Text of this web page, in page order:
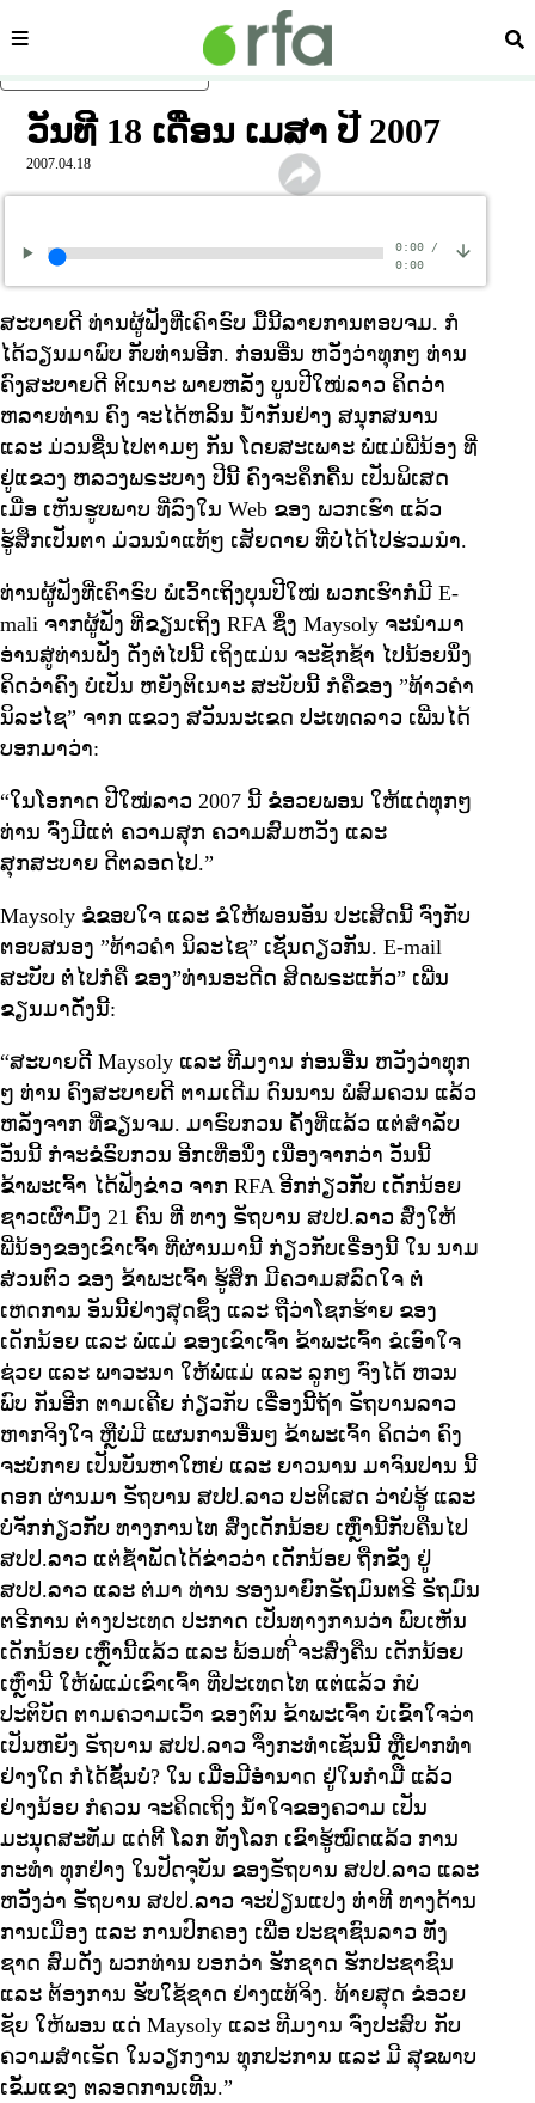
ໝວດ ຄົ້
ວັນທີ 18 ເດືອນ ເມສາ ປີ 2007
2007.04.18
0:00/
0:00
ສະບາຍດີ ທ່ານຜູ້ຟັງທີ່ເຄົາຣົບ ມື້ນີ້ລາຍການຕອບຈມ. ກໍ
ໄດ້ວຽນມາພົບ ກັບທ່ານອີກ. ກ່ອນອື່ນ ຫວັງວ່າທຸກໆ ທ່ານ
ຄົງສະບາຍດີ ຕິເນາະ ພາຍຫລັງ ບູນປີໃໝ່ລາວ ຄິດວ່າ
ຫລາຍທ່ານ ຄົງ ຈະໄດ້ຫລິ້ນ ນ້ຳກັນຢ່າງ ສນຸກສນານ
ແລະ ມ່ວນຊື່ນໄປຕາມໆ ກັນ ໂດຍສະເພາະ ພໍ່ແມ່ພີ່ນ້ອງ ທີ່
ຢູ່ແຂວງ ຫລວງພຣະບາງ ປີນີ້ ຄົງຈະຄຶກຄື້ນ ເປັນພິເສດ
ເມື່ອ ເຫັນຮູບພາບ ທີ່ລົງໃນ Web ຂອງ ພວກເຮົາ ແລ້ວ
ຮູ້ສຶກເປັນຕາ ມ່ວນນຳແທ້ໆ ເສັຍດາຍ ທີ່ບໍ່ໄດ້ໄປຮ່ວມນຳ.
ທ່ານຜູ້ຟັງທີ່ເຄົາຣົບ ພໍເວົ້າເຖິງບຸນປີໃໝ່ ພວກເຮົາກໍມີ E-
mali ຈາກຜູ້ຟັງ ທີ່ຂຽນເຖິງ RFA ຊຶ່ງ Maysoly ຈະນຳມາ
ອ່ານສູ່ທ່ານຟັງ ດັ່ງຕໍ່ໄປນີ້ ເຖິງແມ່ນ ຈະຊັກຊ້າ ໄປນ້ອຍນຶ່ງ
ຄິດວ່າຄົງ ບໍ່ເປັນ ຫຍັງຕິເນາະ ສະບັບນີ້ ກໍຄືຂອງ ”ທ້າວຄຳ
ນິລະໄຊ” ຈາກ ແຂວງ ສວັນນະເຂດ ປະເທດລາວ ເພີ່ນໄດ້
ບອກມາວ່າ:
“ໃນໂອກາດ ປີໃໝ່ລາວ 2007 ນີ້ ຂໍອວຍພອນ ໃຫ້ແດ່ທຸກໆ
ທ່ານ ຈົ່ງມີແຕ່ ຄວາມສຸກ ຄວາມສົມຫວັງ ແລະ
ສຸກສະບາຍ ດີຕລອດໄປ.”
Maysoly ຂໍຂອບໃຈ ແລະ ຂໍໃຫ້ພອນອັນ ປະເສີດນີ້ ຈົ່ງກັບ
ຕອບສນອງ ”ທ້າວຄຳ ນິລະໄຊ” ເຊັ່ນດຽວກັນ. E-mail
ສະບັບ ຕໍ່ໄປກໍຄື ຂອງ”ທ່ານອະດີດ ສິດພຣະແກ້ວ” ເພີ່ນ
ຂຽນມາດັ່ງນີ້:
“ສະບາຍດີ Maysoly ແລະ ທີມງານ ກ່ອນອື່ນ ຫວັງວ່າທຸກ
ໆ ທ່ານ ຄົງສະບາຍດີ ຕາມເດີມ ດົນນານ ພໍສົມຄວນ ແລ້ວ
ຫລັງຈາກ ທີ່ຂຽນຈມ. ມາຣົບກວນ ຄັ້ງທີ່ແລ້ວ ແຕ່ສຳລັບ
ວັນນີ້ ກໍຈະຂໍຣົບກວນ ອີກເທື່ອນຶ່ງ ເນື່ອງຈາກວ່າ ວັນນີ້
ຂ້າພະເຈົ້າ ໄດ້ຟັງຂ່າວ ຈາກ RFA ອີກກ່ຽວກັບ ເດັກນ້ອຍ
ຊາວເຜົ່າມົ້ງ 21 ຄົນ ທີ່ ທາງ ຣັຖບານ ສປປ.ລາວ ສົ່ງໃຫ້
ພີ່ນ້ອງຂອງເຂົາເຈົ້າ ທີ່ຜ່ານມານີ້ ກ່ຽວກັບເຣື່ອງນີ້ ໃນ ນາມ
ສ່ວນຕົວ ຂອງ ຂ້າພະເຈົ້າ ຮູ້ສຶກ ມີຄວາມສລົດໃຈ ຕໍ່
ເຫດການ ອັນນີ້ຢ່າງສຸດຊຶ້ງ ແລະ ຖືວ່າໂຊກຮ້າຍ ຂອງ
ເດັກນ້ອຍ ແລະ ພໍ່ແມ່ ຂອງເຂົາເຈົ້າ ຂ້າພະເຈົ້າ ຂໍເອົາໃຈ
ຊ່ວຍ ແລະ ພາວະນາ ໃຫ້ພໍ່ແມ່ ແລະ ລູກໆ ຈົ່ງໄດ້ ຫວນ
ພົບ ກັນອີກ ຕາມເຄີຍ ກ່ຽວກັບ ເຣື່ອງນີ້ຖ້າ ຣັຖບານລາວ
ຫາກຈິງໃຈ ຫຼືບໍ່ມີ ແຜນການອື່ນໆ ຂ້າພະເຈົ້າ ຄິດວ່າ ຄົງ
ຈະບໍ່ກາຍ ເປັນບັນຫາໃຫຍ່ ແລະ ຍາວນານ ມາຈົນປານ ນີ້
ດອກ ຜ່ານມາ ຣັຖບານ ສປປ.ລາວ ປະຕິເສດ ວ່າບໍ່ຮູ້ ແລະ
ບໍ່ຈັກກ່ຽວກັບ ທາງການໄທ ສົ່ງເດັກນ້ອຍ ເຫຼົ່ານີ້ກັບຄືນໄປ
ສປປ.ລາວ ແຕ່ຊ້ຳພັດໄດ້ຂ່າວວ່າ ເດັກນ້ອຍ ຖືກຂັງ ຢູ່
ສປປ.ລາວ ແລະ ຕໍ່ມາ ທ່ານ ຮອງນາຍົກຣັຖມົນຕຣີ ຣັຖມົນ
ຕຣີການ ຕ່າງປະເທດ ປະກາດ ເປັນທາງການວ່າ ພົບເຫັນ
ເດັກນ້ອຍ ເຫຼົ່ານີ້ແລ້ວ ແລະ ພ້ອມທ ີ່ຈະສົ່ງຄືນ ເດັກນ້ອຍ
ເຫຼົ່ານີ້ ໃຫ້ພໍ່ແມ່ເຂົາເຈົ້າ ທີ່ປະເທດໄທ ແຕ່ແລ້ວ ກໍບໍ່
ປະຕິບັດ ຕາມຄວາມເວົ້າ ຂອງຕົນ ຂ້າພະເຈົ້າ ບໍ່ເຂົ້າໃຈວ່າ
ເປັນຫຍັງ ຣັຖບານ ສປປ.ລາວ ຈຶ່ງກະທຳເຊັ່ນນີ້ ຫຼືຢາກທຳ
ຢ່າງໃດ ກໍໄດ້ຊັ້ນບໍ່? ໃນ ເມື່ອມີອຳນາດ ຢູ່ໃນກຳມື ແລ້ວ
ຢ່າງນ້ອຍ ກໍຄວນ ຈະຄິດເຖິງ ນ້ຳໃຈຂອງຄວາມ ເປັນ
ມະນຸດສະທັມ ແດ່ຕີ້ ໂລກ ທັງໂລກ ເຂົາຮູ້ໝົດແລ້ວ ການ
ກະທຳ ທຸກຢ່າງ ໃນປັດຈຸບັນ ຂອງຣັຖບານ ສປປ.ລາວ ແລະ
ຫວັງວ່າ ຣັຖບານ ສປປ.ລາວ ຈະປ່ຽນແປງ ທ່າທີ ທາງດ້ານ
ການເມືອງ ແລະ ການປົກຄອງ ເພື່ອ ປະຊາຊົນລາວ ທັງ
ຊາດ ສົມດັ່ງ ພວກທ່ານ ບອກວ່າ ຮັກຊາດ ຮັກປະຊາຊົນ
ແລະ ຕ້ອງການ ຮັບໃຊ້ຊາດ ຢ່າງແທ້ຈິງ. ທ້າຍສຸດ ຂໍອວຍ
ຊັຍ ໃຫ້ພອນ ແດ່ Maysoly ແລະ ທີມງານ ຈົ່ງປະສົບ ກັບ
ຄວາມສຳເຣັດ ໃນວຽກງານ ທຸກປະການ ແລະ ມີ ສຸຂພາບ
ເຂັ້ມແຂງ ຕລອດການເທີ້ນ.”